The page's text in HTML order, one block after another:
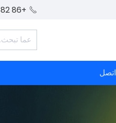

+86 18539927482
اتصل